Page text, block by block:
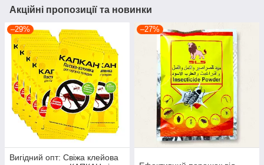
Акційні пропозиції та новинки
–29%
Вигідний опт: Свіжа клейова
–27%